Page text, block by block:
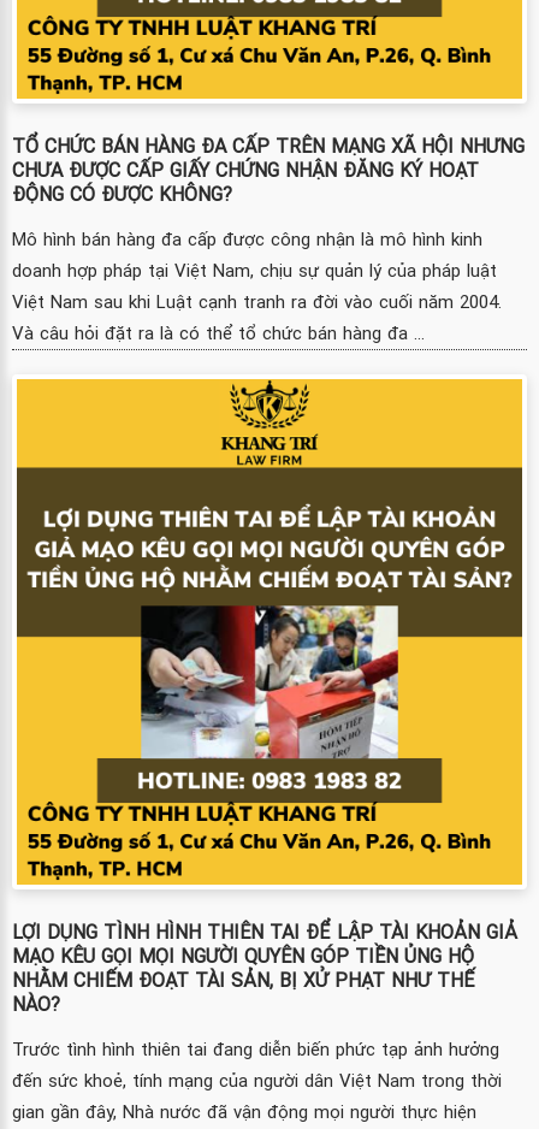
TỔ CHỨC BÁN HÀNG ĐA CẤP TRÊN MẠNG XÃ HỘI NHƯNG
CHƯA ĐƯỢC CẤP GIẤY CHỨNG NHẬN ĐĂNG KÝ HOẠT
ĐỘNG CÓ ĐƯỢC KHÔNG?
Mô hình bán hàng đa cấp được công nhận là mô hình kinh
doanh hợp pháp tại Việt Nam, chịu sự quản lý của pháp luật
Việt Nam sau khi Luật cạnh tranh ra đời vào cuối năm 2004.
Và câu hỏi đặt ra là có thể tổ chức bán hàng đa ...
LỢI DỤNG TÌNH HÌNH THIÊN TAI ĐỂ LẬP TÀI KHOẢN GIẢ
MẠO KÊU GỌI MỌI NGƯỜI QUYÊN GÓP TIỀN ỦNG HỘ
NHẰM CHIẾM ĐOẠT TÀI SẢN, BỊ XỬ PHẠT NHƯ THẾ
NÀO?
Trước tình hình thiên tai đang diễn biến phức tạp ảnh hưởng
đến sức khoẻ, tính mạng của người dân Việt Nam trong thời
gian gần đây, Nhà nước đã vận động mọi người thực hiện